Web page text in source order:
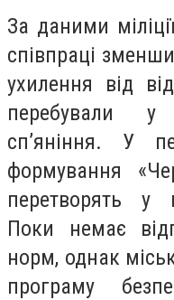
За даними
співпраці
ухилення від
перебували у
сп’яніння. У
формування
перетворять у
Поки немає
норм, однак
програму